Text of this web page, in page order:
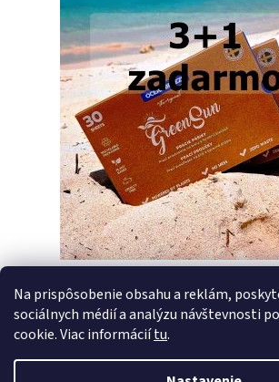
Na prispôsobenie obsahu a reklám,
sociálnych médií a analýzu návštevnosti
cookie. Viac informáciítu.
PREDCHÁDZAJÚCI ČLÁNOK